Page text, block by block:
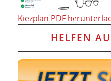
Kiezplan PDF
HELFEN